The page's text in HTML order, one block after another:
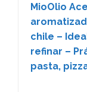
MioOlio
chile –
refinar –
pasta,